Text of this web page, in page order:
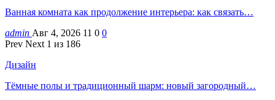
Ванная комната как продолжение интерьера: как связать…
admin Авг 4, 2026 11 0 0
Prev Next 1 из 186
Дизайн
Тёмные полы и традиционный шарм: новый загородный…